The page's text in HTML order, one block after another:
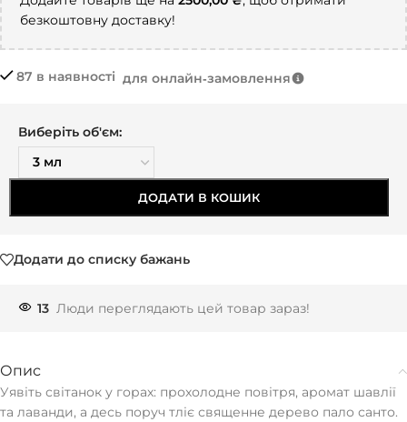
безкоштовну доставку!
87 в наявності для онлайн‑замовлення
Виберіть об'єм:
ДОДАТИ В КОШИК
Додати до списку бажань
13 Люди переглядають цей товар зараз!
Опис
Уявіть світанок у горах: прохолодне повітря, аромат шавлії
та лаванди, а десь поруч тліє священне дерево пало санто.